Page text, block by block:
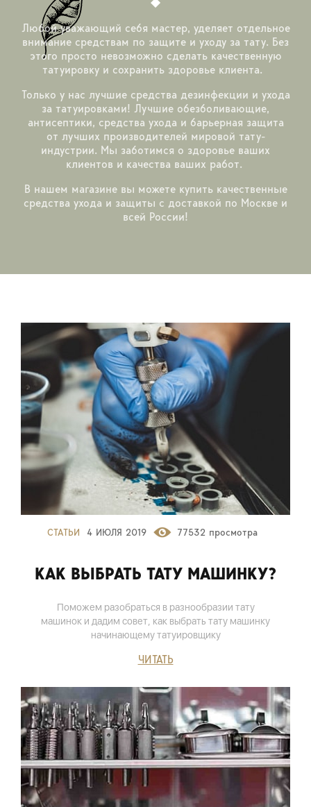
Любой уважающий себя мастер, уделяет отдельное
внимание средствам по защите и уходу за тату. Без
этого просто невозможно сделать качественную
татуировку и сохранить здоровье клиента.
Только у нас лучшие средства дезинфекции и ухода
за татуировками! Лучшие обезболивающие,
антисептики, средства ухода и барьерная защита
от лучших производителей мировой тату-
индустрии. Мы заботимся о здоровье ваших
клиентов и качества ваших работ.
В нашем магазине вы можете купить качественные
средства ухода и защиты с доставкой по Москве и
всей России!
СТАТЬИ 4 ИЮЛЯ 2019 77532 просмотра
КАК ВЫБРАТЬ ТАТУ МАШИНКУ?
Поможем разобраться в разнообразии тату
машинок и дадим совет, как выбрать тату машинку
начинающему татуировщику
ЧИТАТЬ